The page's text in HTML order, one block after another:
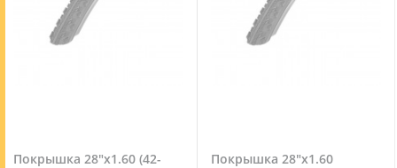
Покрышка 28"x1.60 (42-
Покрышка 28"x1.60